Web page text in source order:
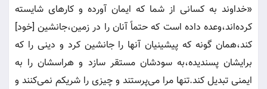
«خداوند به كسانى از شما كه ايمان آورده و كارهاى شايسته
كرده‌اند،وعده داده است كه حتماً آنان را در زمين،جانشين [خود]
كند،همان گونه كه پيشينيان آنها را جانشين كرد و دينى را كه
برايشان پسنديده،به سودشان مستقر سازد و هراسشان را به
ايمنى تبديل كند.تنها مرا مى‌پرستند و چيزى را شريكم نمى‌كنند و